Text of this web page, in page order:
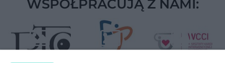
WSPÓŁPRACUJĄ Z NAMI: